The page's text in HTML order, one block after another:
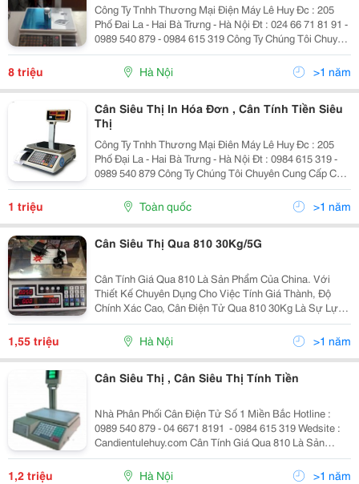
Công Ty Tnhh Thương Mại Điện Máy Lê Huy Đc : 205
Phố Đai La - Hai Bà Trưng - Hà Nội Đt : 024 66 71 81 91 -
0989 540 879 - 0984 615 319 Công Ty Chúng Tôi Chuyên
Phân Phối Các Loại Cân Điện Tử Hàng Chính Hãng Cân
Điện Tử In T
8 triệu Hà Nội >1 năm
Cân Siêu Thị In Hóa Đơn , Cân Tính Tiền Siêu
Thị
Công Ty Tnhh Thương Mại Điên Máy Lê Huy Đc : 205
Phố Đại La - Hai Bà Trưng - Hà Nội Đt : 0984 615 319 -
0989 540 879 Công Ty Chúng Tôi Chuyên Cung Cấp Các
Loại Cân Dùng Siêu Thị Cân In Tem Siêu Thị Tm-Ax Pro
30Kg Được Sả
1 triệu Toàn quốc >1 năm
Cân Siêu Thị Qua 810 30Kg/5G
Cân Tính Giá Qua 810 Là Sản Phẩm Của China. Với
Thiết Kế Chuyên Dụng Cho Việc Tính Giá Thành, Độ
Chính Xác Cao, Cân Điện Tử Qua 810 30Kg Là Sự Lựa
Chọn Hàng Đầu Cho Các Hộ Kinh Doanh, Siêu Thị, Tạp
Hóa&Hellip; Đặc Điểm Nổi Bật: Thiết Kế Chắc
1,55 triệu Hà Nội >1 năm
Cân Siêu Thị , Cân Siêu Thị Tính Tiền
Nhà Phân Phối Cân Điện Tử Số 1 Miền Bắc Hotline :
0989 540 879 - 04 6671 8191 ​ - 0984 615 319 Wedsite :
Candientulehuy.com Cân Tính Giá Qua 810 Là Sản
Phẩm Của China. Với Thiết Kế Chuyên Dụng Cho Việc
Tính Giá Thành, Độ Chính X
1,2 triệu Hà Nội >1 năm